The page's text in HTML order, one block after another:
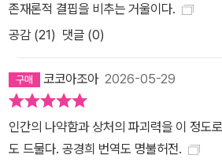
존재론적 결핍을 비추는 거울이다.
공감 (21) 댓글 (0)
코코아조아2026-05-29
인간의 나약함과 상처의 파괴력을 이 정도
도 드물다. 공경희 번역도 명불허전.